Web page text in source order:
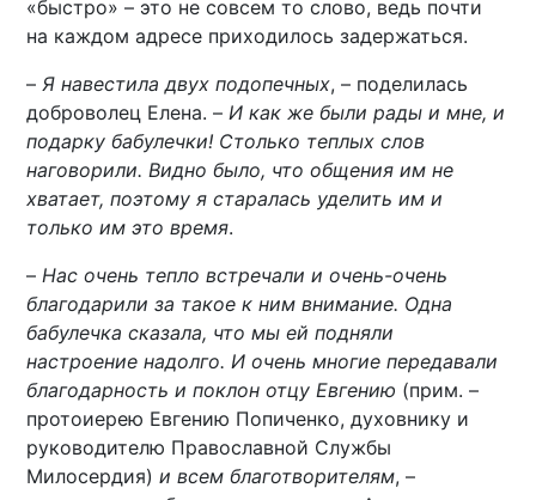
«быстро» – это не совсем то слово, ведь почти
на каждом адресе приходилось задержаться.
–Я навестила двух подопечных, – поделилась
доброволец Елена. –И как же были рады и мне, и
подарку бабулечки! Столько теплых слов
наговорили. Видно было, что общения им не
хватает, поэтому я старалась уделить им и
только им это время.
–Нас очень тепло встречали и очень-очень
благодарили за такое к ним внимание. Одна
бабулечка сказала, что мы ей подняли
настроение надолго. И очень многие передавали
благодарность и поклон отцу Евгению (прим. –
протоиерею Евгению Попиченко, духовнику и
руководителю Православной Службы
Милосердия)и всем благотворителям, –